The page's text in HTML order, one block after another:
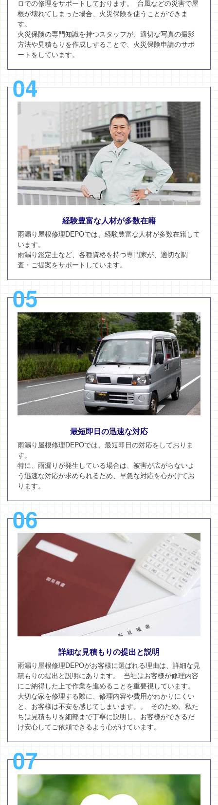
ロでの修理をサポートしております。 台風などの災害で屋
根が壊れてしまった場合、火災保険を使うことができま
す。
火災保険の専門知識を持つスタッフが、適切な写真の撮影
方法や見積もりを作成しすることで、火災保険申請のサポ
ートをしています。
04
経験豊富な人材が多数在籍
雨漏り屋根修理DEPOでは、経験豊富な人材が多数在籍して
います。
雨漏り鑑定士など、各種資格を持つ専門家が、適切な調
査・ご提案をサポートしています。
05
最短即日の迅速な対応
雨漏り屋根修理DEPOでは、最短即日の対応をしておりま
す。
特に、雨漏りが発生している場合は、被害が広がらないよ
う迅速な対応が求められるため、早急な対応を心がけてお
ります。
06
詳細な見積もりの提出と説明
雨漏り屋根修理DEPOがお客様に選ばれる理由は、詳細な見
積もりの提出と説明にあります。 当社はお客様が修理内容
にご納得した上で作業を進めることを重要視しています。
大切な家を修理する際に、修理内容や費用がわかりにくい
と、お客様は不安を感じてしまいます。。 そのため、私た
ちは見積もりを細部まで丁寧に説明し、お客様ができるだ
け安心してご依頼できるよう心がけています。
07